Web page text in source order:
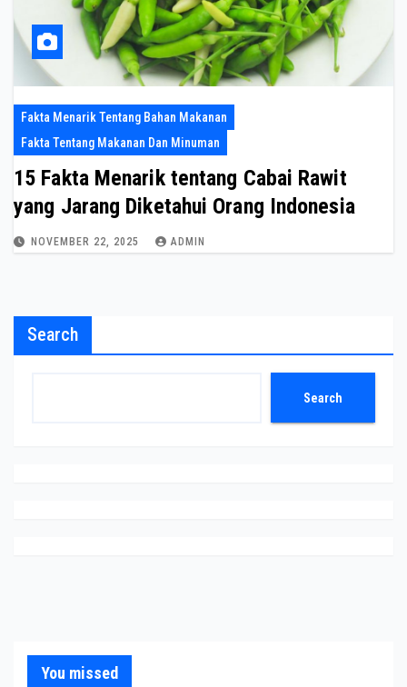
Fakta Menarik Tentang Bahan Makanan
Fakta Tentang Makanan Dan Minuman
15 Fakta Menarik tentang Cabai Rawit
yang Jarang Diketahui Orang Indonesia
NOVEMBER 22, 2025 ADMIN
Search
Search
You missed